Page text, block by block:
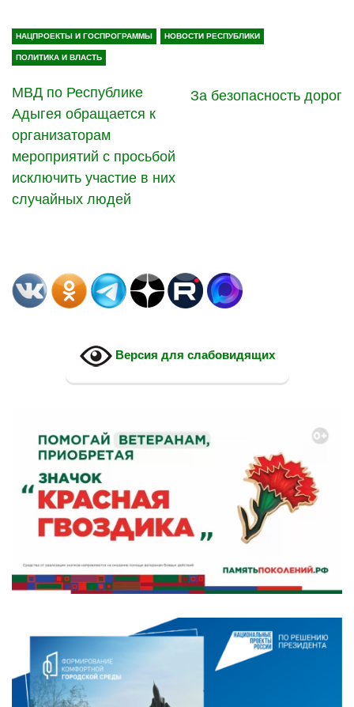
НАЦПРОЕКТЫ И ГОСПРОГРАММЫ НОВОСТИ РЕСПУБЛИКИ
ПОЛИТИКА И ВЛАСТЬ
МВД по Республике
Адыгея обращается к
организаторам
мероприятий с просьбой
исключить участие в них
случайных людей
За безопасность дорог
Версия для слабовидящих